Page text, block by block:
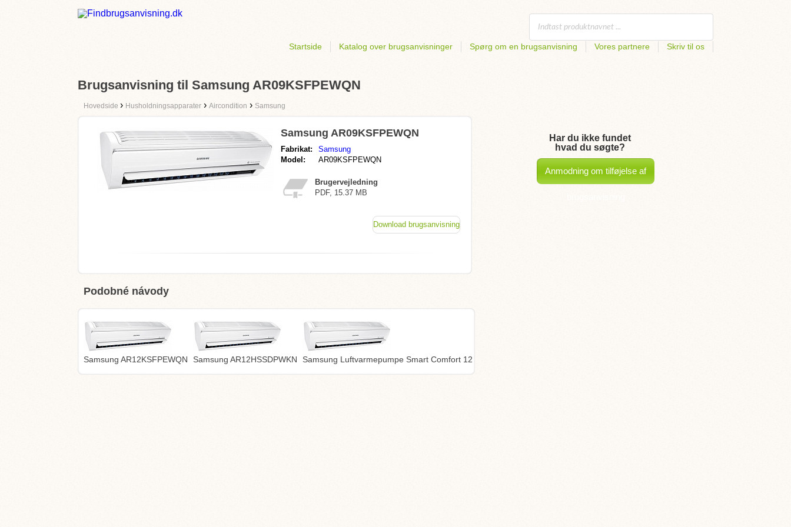
Startside Katalog over brugsanvisninger Spørg om en brugsanvisning Vores partnere Skriv til os
Brugsanvisning til Samsung AR09KSFPEWQN
Hovedside › Husholdningsapparater › Aircondition › Samsung
Samsung AR09KSFPEWQN
Fabrikat:
Samsung
Model:
AR09KSFPEWQN
Brugervejledning
PDF, 15.37 MB
Download brugsanvisning
Podobné návody
Samsung AR12KSFPEWQN Samsung AR12HSSDPWKN Samsung Luftvarmepumpe Smart Comfort 12
Har du ikke fundet
hvad du søgte?
Anmodning om tilføjelse af